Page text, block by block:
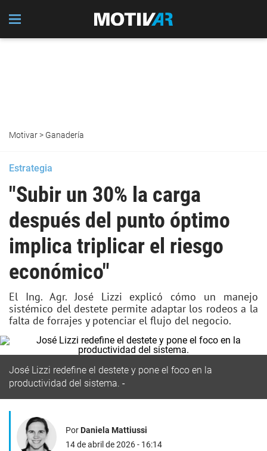
Motivar> Ganadería
Estrategia
"Subir un 30% la carga
después del punto óptimo
implica triplicar el riesgo
económico"
El Ing. Agr. José Lizzi explicó cómo un manejo
sistémico del destete permite adaptar los rodeos a la
falta de forrajes y potenciar el flujo del negocio.
José Lizzi redefine el destete y pone el foco en la
productividad del sistema.
PorDaniela Mattiussi
14 de abril de 2026 - 16:14